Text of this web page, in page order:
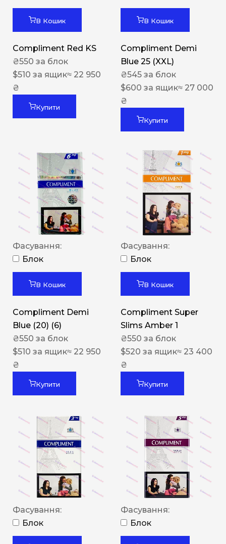
В Кошик
Compliment Red KS
₴550 за блок
$510 за ящик≈ 22 950
₴
Купити
В Кошик
Compliment Demi
Blue 25 (XXL)
₴545 за блок
$600 за ящик≈ 27 000
₴
Купити
Фасування:
Блок
В Кошик
Compliment Demi
Blue (20) (6)
₴550 за блок
$510 за ящик≈ 22 950
₴
Купити
Фасування:
Блок
В Кошик
Compliment Super
Slims Amber 1
₴550 за блок
$520 за ящик≈ 23 400
₴
Купити
Фасування:
Блок
Фасування:
Блок